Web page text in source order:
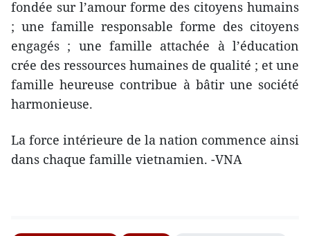
fondée sur l’amour forme des citoyens humains
; une famille responsable forme des citoyens
engagés ; une famille attachée à l’éducation
crée des ressources humaines de qualité ; et une
famille heureuse contribue à bâtir une société
harmonieuse.
La force intérieure de la nation commence ainsi
dans chaque famille vietnamien. -VNA